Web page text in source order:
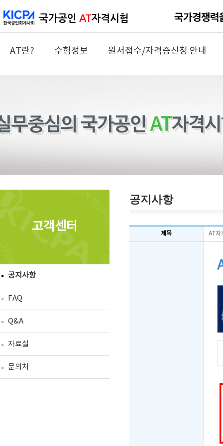
AT란? 수험정보 원서접수/자격증신청 안내
고객센터
공지사항
FAQ
Q&A
자료실
문의처
공지사항
제목 AT자